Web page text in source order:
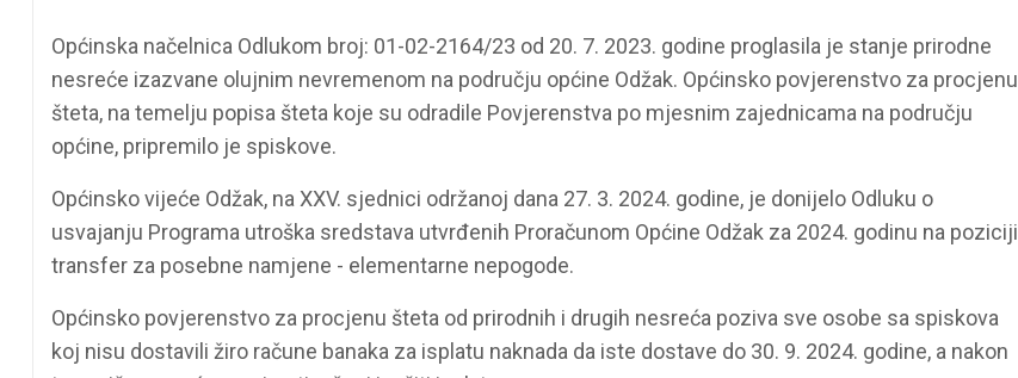
Općinska načelnica Odlukom broj: 01-02-2164/23 od 20. 7. 2023. godine proglasila je stanje prirodne
nesreće izazvane olujnim nevremenom na području općine Odžak. Općinsko povjerenstvo za procjenu
šteta, na temelju popisa šteta koje su odradile Povjerenstva po mjesnim zajednicama na području
općine, pripremilo je spiskove.
Općinsko vijeće Odžak, na XXV. sjednici održanoj dana 27. 3. 2024. godine, je donijelo Odluku o
usvajanju Programa utroška sredstava utvrđenih Proračunom Općine Odžak za 2024. godinu na poziciji
transfer za posebne namjene - elementarne nepogode.
Općinsko povjerenstvo za procjenu šteta od prirodnih i drugih nesreća poziva sve osobe sa spiskova
koj nisu dostavili žiro račune banaka za isplatu naknada da iste dostave do 30. 9. 2024. godine, a nakon